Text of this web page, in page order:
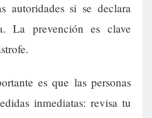
autoridades si se declara
La prevención es clave
es que las personas
inmediatas: revisa tu